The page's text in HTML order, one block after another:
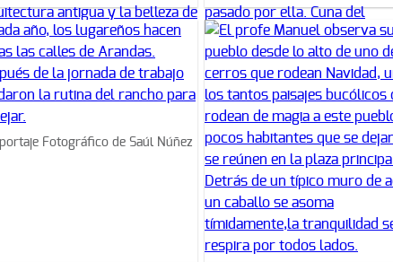
Fotográfico de Saúl Núñez